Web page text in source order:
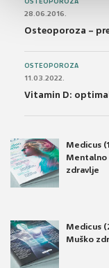
28.06.2016.
Osteoporoza –
OSTEOPOROZA
11.03.2022.
Vitamin D:
Medicus
Mentalno
zdravlje
Medicus
Muško